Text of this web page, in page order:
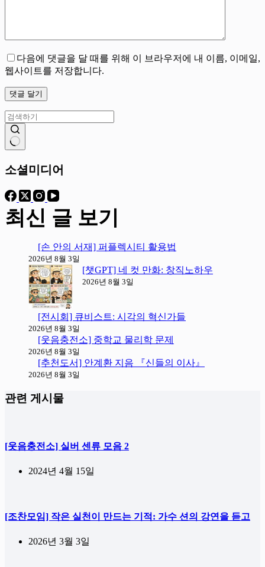
다음에 댓글을 달 때를 위해 이 브라우저에 내 이름, 이메일,
웹사이트를 저장합니다.
댓글 달기
과
음
소셜미디어
최신 글 보기
[손 안의 서재] 퍼플렉시티 활용법
2026년 8월 3일
[챗GPT] 네 컷 만화: 창직노하우
2026년 8월 3일
[전시회] 큐비스트: 시각의 혁신가들
2026년 8월 3일
[웃음충전소] 중학교 물리학 문제
2026년 8월 3일
[추천도서] 안계환 지음 『신들의 이사』
2026년 8월 3일
관련 게시물
[웃음충전소] 실버 센류 모음 2
2024년 4월 15일
[조찬모임] 작은 실천이 만드는 기적: 가수 션의 강연을 듣고
2026년 3월 3일